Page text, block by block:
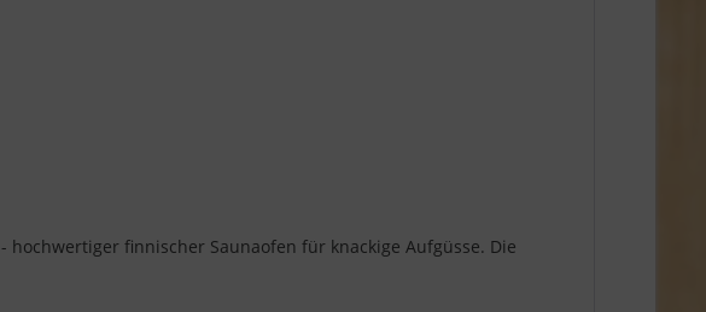
- hochwertiger finnischer Saunaofen für knackige Aufgüsse. Die